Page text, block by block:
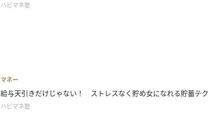
ハピマネ塾
マネー
給与天引きだけじゃない！ ストレスなく貯め女になれる貯蓄テク
ハピマネ塾